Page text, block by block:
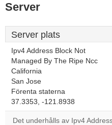
Server
Server plats
Ipv4 Address Block Not
Managed By The Ripe Ncc
California
San Jose
Förenta staterna
37.3353, -121.8938
Det underhålls av Ipv4